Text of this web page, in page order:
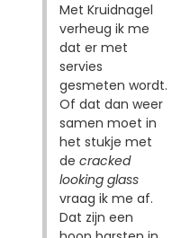
Met Kruidnagel
verheug ik me
dat er met
servies
gesmeten wordt.
Of dat dan weer
samen moet in
het stukje met
de cracked
looking glass
vraag ik me af.
Dat zijn een